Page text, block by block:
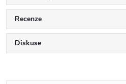
Recenze
Diskuse